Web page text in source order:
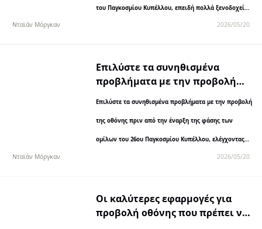
του Παγκοσμίου Κυπέλλου, επειδή πολλά ξενοδοχεία
εμποδίζουν την ανίχνευση συσκευών και περιορίζουν
επισκεπτών. Αυτό μπορεί...
Νταϊάν Μόργκαν 2026/05/20
Επιλύστε τα συνηθισμένα
προβλήματα με την προβολή
φάσης των ομίλων του
Παγκοσμίου Κυπέλλου 26
Επιλύστε τα συνηθισμένα προβλήματα με την προβολή
της οθόνης πριν από την έναρξη της φάσης των
ομίλων του 26ου Παγκοσμίου Κυπέλλου, ελέγχοντας
τη ρύθμιση της συσκευής σας πριν από την έναρξη του
φόρτωση ή...
Νταϊάν Μόργκαν 2026/05/20
Οι καλύτερες εφαρμογές για
προβολή οθόνης που πρέπει να